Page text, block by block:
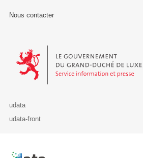
Nous contacter
Le Gouvernement du Grand-Duché de
udata
udata-front